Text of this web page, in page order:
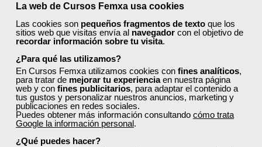
La web de Cursos Femxa usa cookies
Las cookies son pequeños fragmentos de texto que los
sitios web que visitas envía al navegador con el objetivo de
recordar información sobre tu visita.
¿Para qué las utilizamos?
En Cursos Femxa utilizamos cookies con fines analíticos,
para tratar de mejorar tu experienciaen nuestra página
web y con fines publicitarios, para adaptar el contenido a
tus gustos y personalizar nuestros anuncios, marketing y
publicaciones en redes sociales.
Puedes obtener más información consultando cómo trata
Google la información personal.
¿Qué puedes hacer?
Preguntas frecuentes sobre la
formación de Femxa
Resolvemos las dudas más habituales sobre nuestra
formación, metodología, equipo docente y ventajas
para el alumnado.